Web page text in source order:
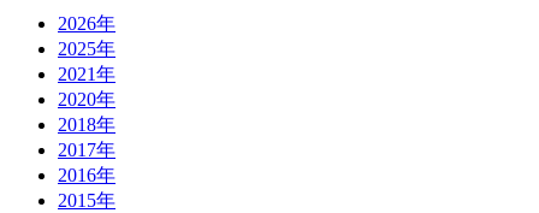
2026年
2025年
2021年
2020年
2018年
2017年
2016年
2015年